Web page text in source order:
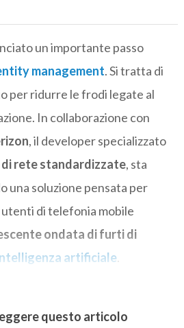
un importante passo
management. Si tratta di
per ridurre le frodi legate al
In collaborazione con
, il developer specializzato
di rete standardizzate, sta
una soluzione pensata per
di telefonia mobile
ondata di furti di
artificiale.
questo articolo